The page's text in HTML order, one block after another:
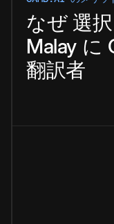
なぜ 選択
Malay に
翻訳者